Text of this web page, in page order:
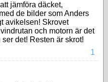
jämföra däcket,
de bilder som Anders
avikelsen! Skrovet
och motorn är det
det! Resten är skrot!
1